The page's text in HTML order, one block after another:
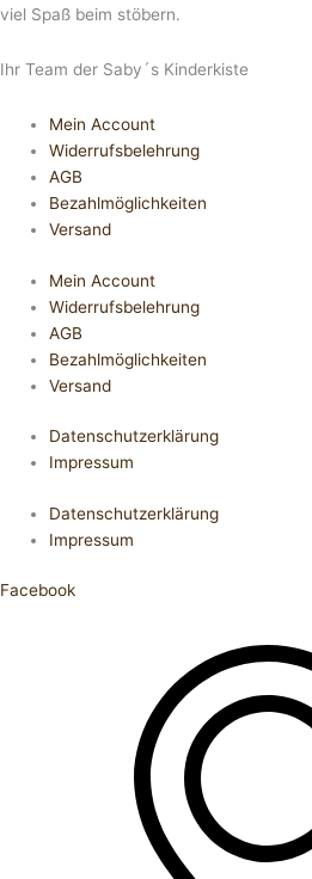
viel Spaß beim stöbern.
Ihr Team der Saby´s Kinderkiste
Mein Account
Widerrufsbelehrung
AGB
Bezahlmöglichkeiten
Versand
Mein Account
Widerrufsbelehrung
AGB
Bezahlmöglichkeiten
Versand
Datenschutzerklärung
Impressum
Datenschutzerklärung
Impressum
Facebook